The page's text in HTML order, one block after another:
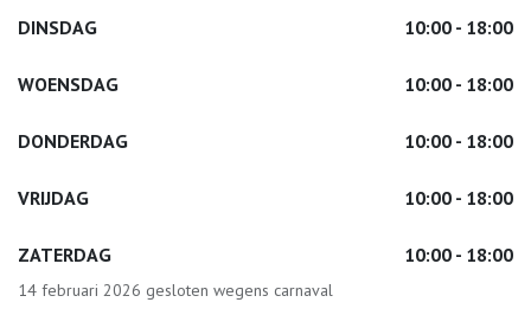
DINSDAG 10:00 - 18:00
WOENSDAG 10:00 - 18:00
DONDERDAG 10:00 - 18:00
VRIJDAG 10:00 - 18:00
ZATERDAG 10:00 - 18:00
14 februari 2026 gesloten wegens carnaval